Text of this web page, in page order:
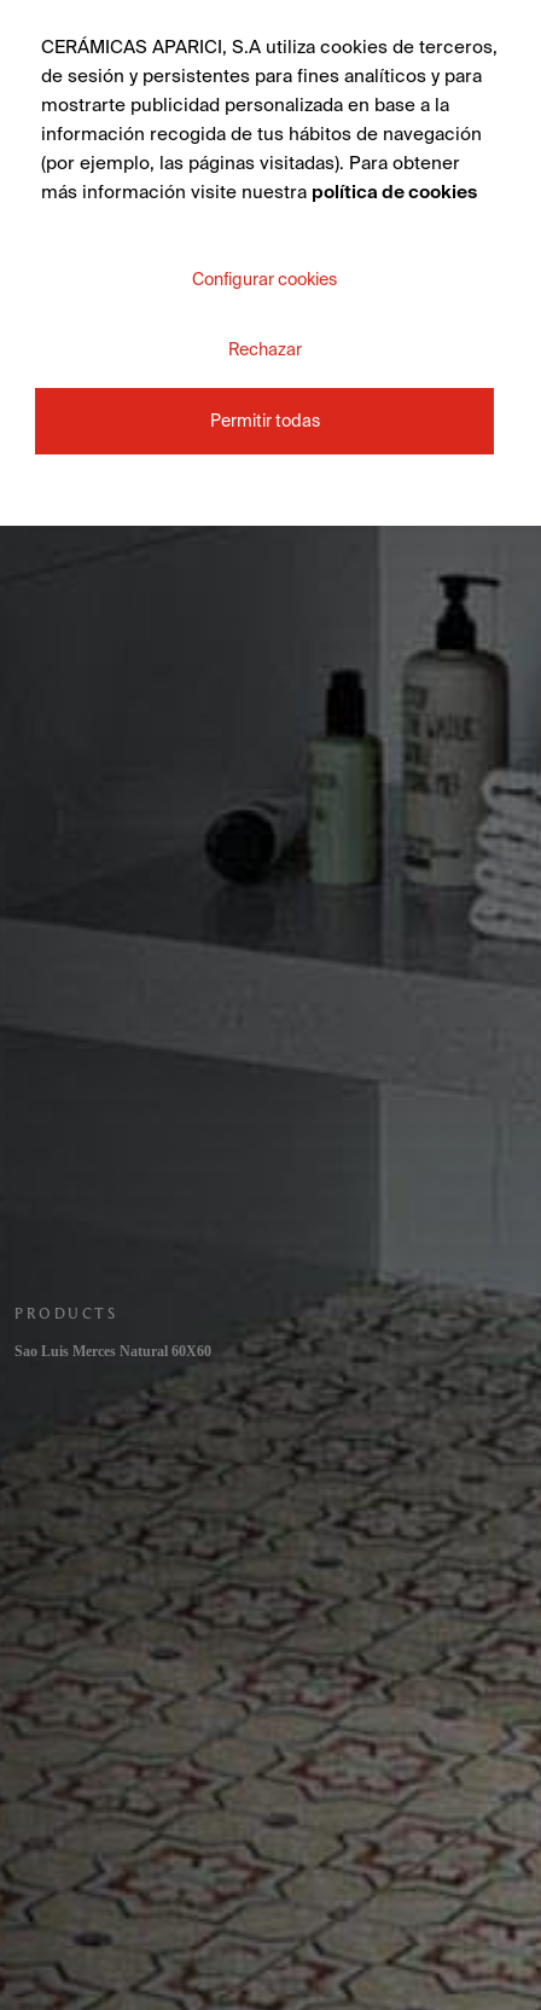
PRODUCTS
Sao Luis Merces Natural 60X60
CERÁMICAS APARICI, S.A utiliza cookies de terceros,
de sesión y persistentes para fines analíticos y para
mostrarte publicidad personalizada en base a la
información recogida de tus hábitos de navegación
(por ejemplo, las páginas visitadas). Para obtener
más información visite nuestra política de cookies
Configurar cookies
Rechazar
Permitir todas